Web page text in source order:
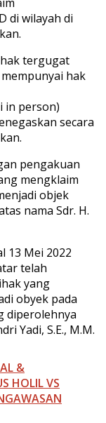
di wilayah di
tergugat
hak
in person)
secara
pengakuan
mengklaim
objek
nama Sdr. H.
13 Mei 2022
telah
yang
obyek pada
diperolehnya
Yadi, S.E., M.M.
&
HOLIL VS